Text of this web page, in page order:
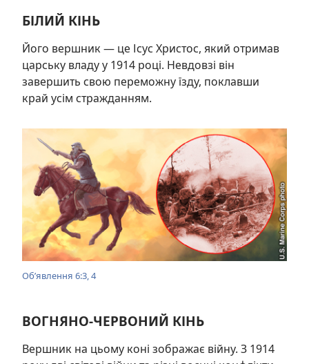
БІЛИЙ КІНЬ
Його вершник — це Ісус Христос, який отримав
царську владу у 1914 році. Невдовзі він
завершить свою переможну їзду, поклавши
край усім стражданням.
Об’явлення 6:3, 4
ВОГНЯНО-ЧЕРВОНИЙ КІНЬ
Вершник на цьому коні зображає війну. З 1914